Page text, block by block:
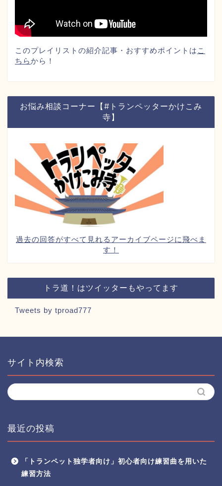
このプレイリストの紹介記事・おすすめポイントは こ
ちらから！
お悩み相談コーナー【#トランペッターかけこみ
寺】
過去の回答がすべて見れるアーカイブページに飛べま
す！
トラ道！はツイッターもやってます
Tweets by tproad777
サイト内検索
最近の投稿
「トランペット独学者向け」初心者向け練習曲を用いた
練習方法